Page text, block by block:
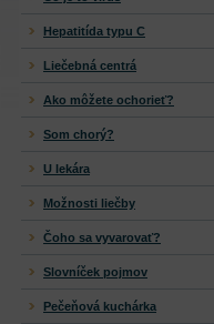
Hepatitída typu C
Liečebná centrá
Ako môžete ochorieť?
Som chorý?
U lekára
Možnosti liečby
Čoho sa vyvarovať?
Slovníček pojmov
Pečeňová kuchárka